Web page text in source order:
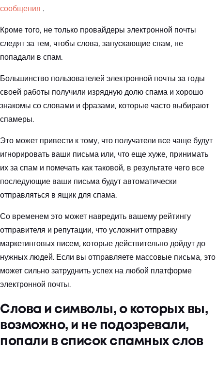
сообщения .
Кроме того, не только провайдеры электронной почты
следят за тем, чтобы слова, запускающие спам, не
попадали в спам.
Большинство пользователей электронной почты за годы
своей работы получили изрядную долю спама и хорошо
знакомы со словами и фразами, которые часто выбирают
спамеры.
Это может привести к тому, что получатели все чаще будут
игнорировать ваши письма или, что еще хуже, принимать
их за спам и помечать как таковой, в результате чего все
последующие ваши письма будут автоматически
отправляться в ящик для спама.
Со временем это может навредить вашему рейтингу
отправителя и репутации, что усложнит отправку
маркетинговых писем, которые действительно дойдут до
нужных людей. Если вы отправляете массовые письма, это
может сильно затруднить успех на любой платформе
электронной почты.
Слова и символы, о которых вы,
возможно, и не подозревали,
попали в список спамных слов